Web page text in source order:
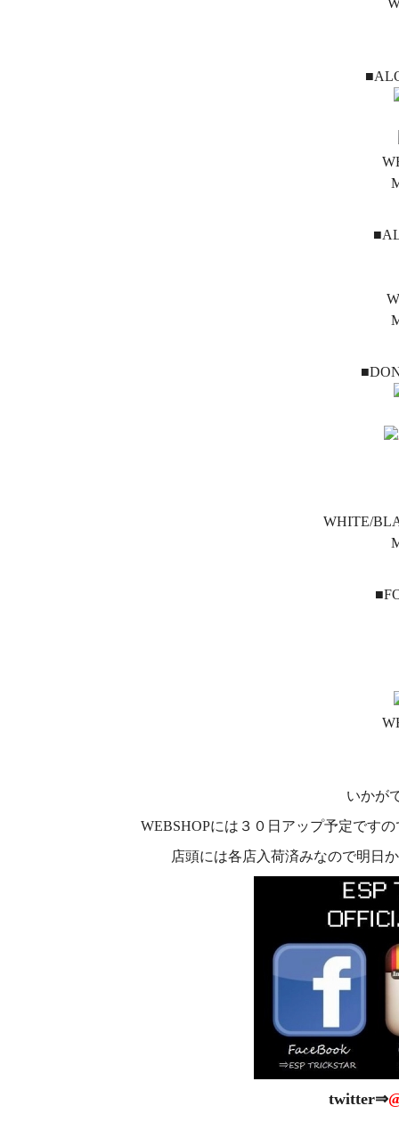
WHITE/
いかが
WEBSHOPには３０日アップ予定です
店頭には各店入荷済みなので明日
twitter⇒